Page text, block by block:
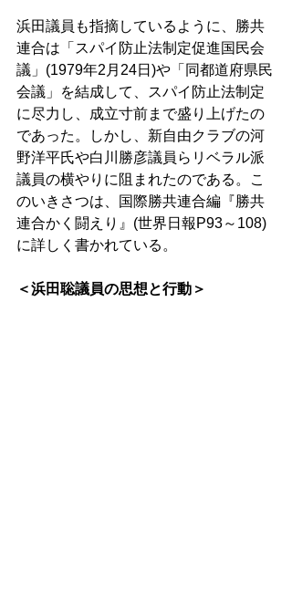
浜田議員も指摘しているように、勝共
連合は「スパイ防止法制定促進国民会
議」(1979年2月24日)や「同都道府県民
会議」を結成して、スパイ防止法制定
に尽力し、成立寸前まで盛り上げたの
であった。しかし、新自由クラブの河
野洋平氏や白川勝彦議員らリベラル派
議員の横やりに阻まれたのである。こ
のいきさつは、国際勝共連合編『勝共
連合かく闘えり』(世界日報P93～108)
に詳しく書かれている。
＜浜田聡議員の思想と行動＞